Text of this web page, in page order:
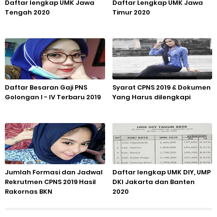
Daftar lengkap UMK Jawa
Tengah 2020
Daftar Lengkap UMK Jawa
Timur 2020
Daftar Besaran Gaji PNS
Golongan I - IV Terbaru 2019
Syarat CPNS 2019 & Dokumen
Yang Harus dilengkapi
Jumlah Formasi dan Jadwal
Rekrutmen CPNS 2019 Hasil
Rakornas BKN
Daftar lengkap UMK DIY, UMP
DKI Jakarta dan Banten
2020